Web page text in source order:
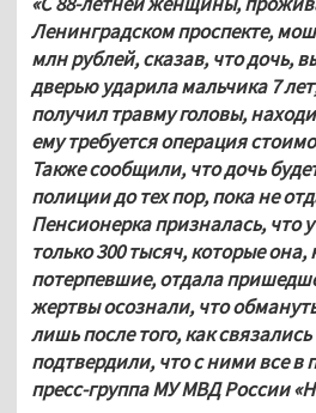
Ленинградском проспекте,
млн рублей, сказав, что дочь,
дверью ударила мальчика 7
получил травму головы,
ему требуется операция
Также сообщили, что дочь
полиции до тех пор, пока не
Пенсионерка призналась, что
только 300 тысяч, которые она,
потерпевшие, отдала
жертвы осознали, что
лишь после того, как
подтвердили, что с ними все в
пресс-группа МУ МВД России